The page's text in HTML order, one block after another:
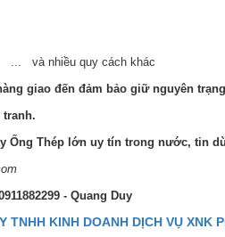
nhiều quy cách khác
giao đến đảm bảo giữ nguyên
tranh.
Ống Thép lớn uy tín trong nước, tin
- Quang Duy
TNHH KINH DOANH DỊCH VỤ XNK